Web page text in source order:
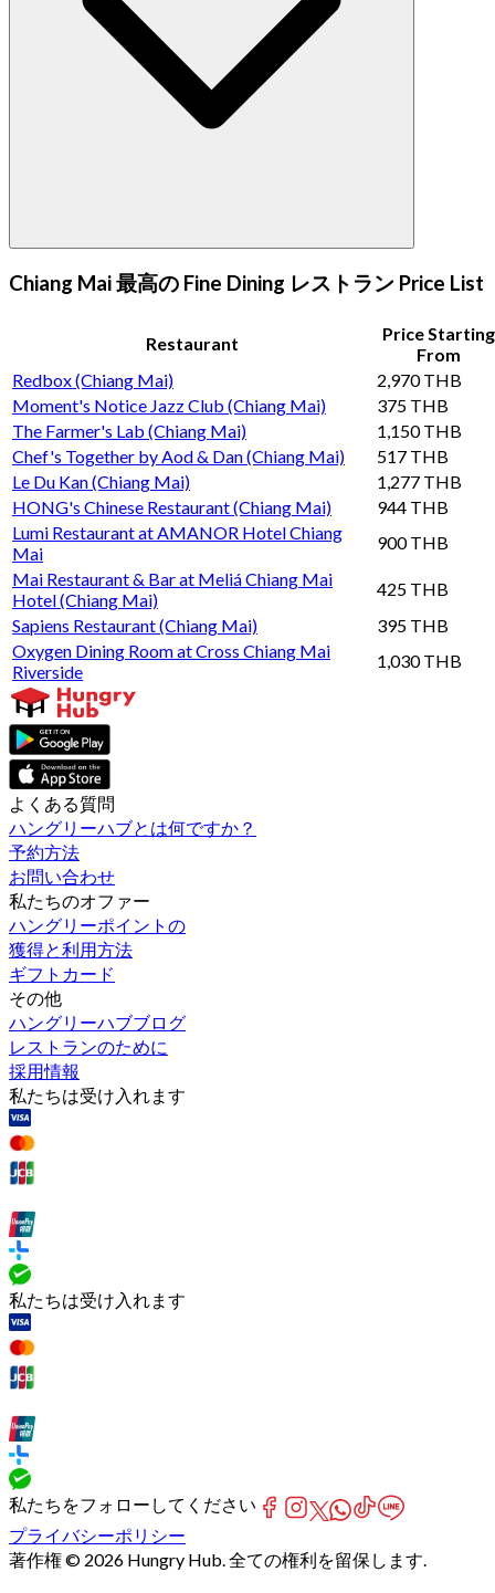
Chiang Mai 最高の Fine Dining レストラン Price List
Restaurant
Price Starting
From
Redbox (Chiang Mai)
2,970 THB
Moment's Notice Jazz Club (Chiang Mai)
375 THB
The Farmer's Lab (Chiang Mai)
1,150 THB
Chef's Together by Aod & Dan (Chiang Mai)
517 THB
Le Du Kan (Chiang Mai)
1,277 THB
HONG's Chinese Restaurant (Chiang Mai)
944 THB
Lumi Restaurant at AMANOR Hotel Chiang
Mai
900 THB
Mai Restaurant & Bar at Meliá Chiang Mai
Hotel (Chiang Mai)
425 THB
Sapiens Restaurant (Chiang Mai)
395 THB
Oxygen Dining Room at Cross Chiang Mai
Riverside
1,030 THB
よくある質問
ハングリーハブとは何ですか？
予約方法
お問い合わせ
私たちのオファー
ハングリーポイントの
獲得と利用方法
ギフトカード
その他
ハングリーハブブログ
レストランのために
採用情報
私たちは受け入れます
私たちは受け入れます
私たちをフォローしてください
プライバシーポリシー
著作権 © 2026 Hungry Hub. 全ての権利を留保します.